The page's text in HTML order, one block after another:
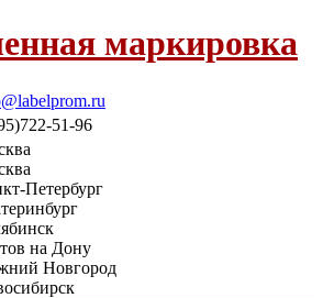
маркировка
51-96
Петербург
на Дону
Новгород